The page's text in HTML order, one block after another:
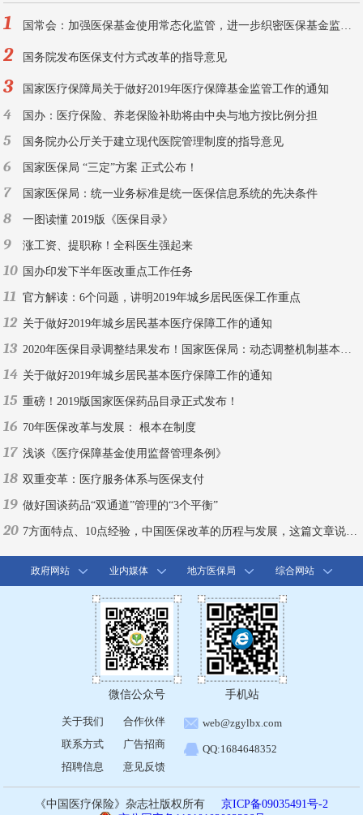
1 国常会：加强医保基金使用常态化监管，进一步织密医保基金监管网
2 国务院发布医保支付方式改革的指导意见
3 国家医疗保障局关于做好2019年医疗保障基金监管工作的通知
4 国办：医疗保险、养老保险补助将由中央与地方按比例分担
5 国务院办公厅关于建立现代医院管理制度的指导意见
6 国家医保局 “三定”方案 正式公布！
7 国家医保局：统一业务标准是统一医保信息系统的先决条件
8 一图读懂 2019版《医保目录》
9 涨工资、提职称！全科医生强起来
10 国办印发下半年医改重点工作任务
11 官方解读：6个问题，讲明2019年城乡居民医保工作重点
12 关于做好2019年城乡居民基本医疗保障工作的通知
13 2020年医保目录调整结果发布！国家医保局：动态调整机制基本建成
14 关于做好2019年城乡居民基本医疗保障工作的通知
15 重磅！2019版国家医保药品目录正式发布！
16 70年医保改革与发展： 根本在制度
17 浅谈《医疗保障基金使用监督管理条例》
18 双重变革：医疗服务体系与医保支付
19 做好国谈药品“双通道”管理的“3个平衡”
20 7方面特点、10点经验，中国医保改革的历程与发展，这篇文章说全了！
政府网站 业内媒体 地方医保局 综合网站
微信公众号 手机站
关于我们
联系方式
招聘信息
合作伙伴
广告招商
意见反馈
web@zgylbx.com
QQ:1684648352
《中国医疗保险》杂志社版权所有
京ICP备09035491号-2